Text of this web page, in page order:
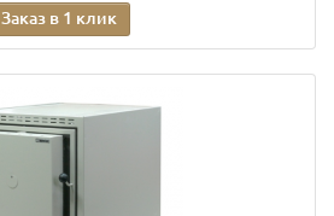
Заказ в 1 клик